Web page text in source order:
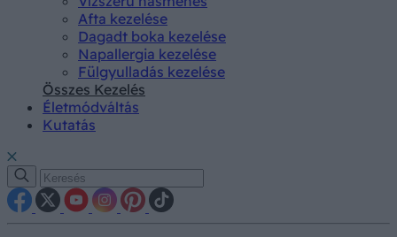
Afta kezelése
Dagadt boka kezelése
Napallergia kezelése
Fülgyulladás kezelése
Összes Kezelés
Életmódváltás
Kutatás